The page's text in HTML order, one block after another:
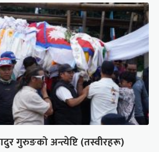
गुरुङको अन्त्येष्टि (तस्वीरहरू)